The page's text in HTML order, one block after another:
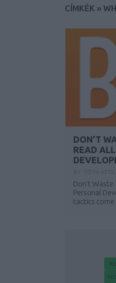
CÍMKÉK »
DON'T
READ
Don't Waste
Personal
tactics come